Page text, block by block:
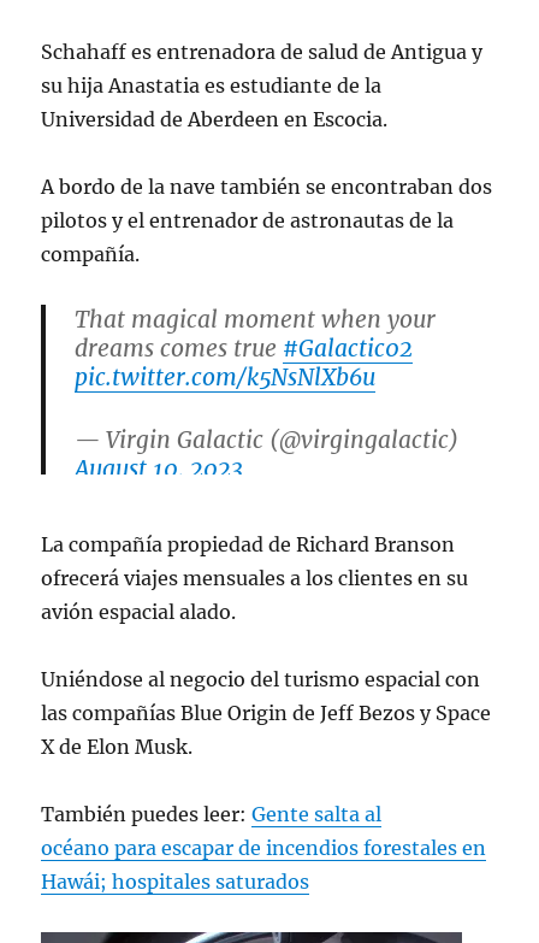
Schahaff es entrenadora de salud de Antigua y
su hija Anastatia es estudiante de la
Universidad de Aberdeen en Escocia.
A bordo de la nave también se encontraban dos
pilotos y el entrenador de astronautas de la
compañía.
That magical moment when your
dreams comes true #Galactic02
pic.twitter.com/k5NsNlXb6u
— Virgin Galactic (@virgingalactic)
August 10, 2023
La compañía propiedad de Richard Branson
ofrecerá viajes mensuales a los clientes en su
avión espacial alado.
Uniéndose al negocio del turismo espacial con
las compañías Blue Origin de Jeff Bezos y Space
X de Elon Musk.
También puedes leer:Gente salta al
océano para escapar de incendios forestales en
Hawái; hospitales saturados